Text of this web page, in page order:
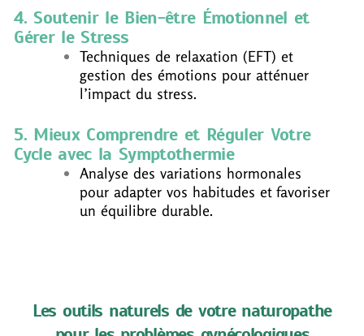
4. Soutenir le Bien-être Émotionnel et
Gérer le Stress
Techniques de relaxation (EFT) et
gestion des émotions pour atténuer
l’impact du stress.
5. Mieux Comprendre et Réguler Votre
Cycle avec la Symptothermie
Analyse des variations hormonales
pour adapter vos habitudes et favoriser
un équilibre durable.
Les outils naturels de votre naturopathe